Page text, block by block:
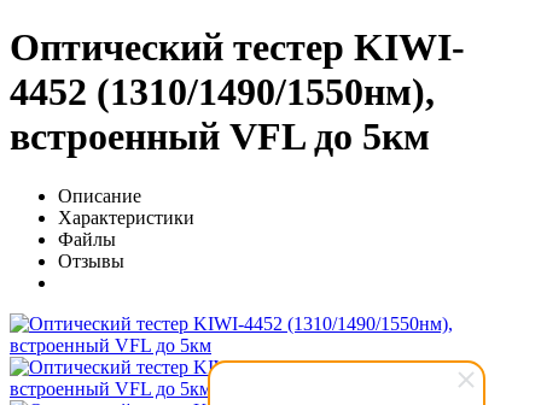
Оптический тестер KIWI-
4452 (1310/1490/1550нм),
встроенный VFL до 5км
Описание
Характеристики
Файлы
Отзывы